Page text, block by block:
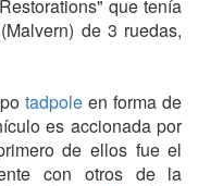
que tenía
de 3 ruedas,
tadpoleen forma de
es accionada por
de ellos fue el
con otros de la